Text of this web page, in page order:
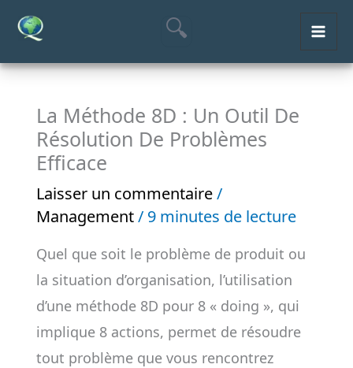
Aller
contenu
La Méthode 8D : Un Outil De
Résolution De Problèmes
Efficace
Laisser un commentaire /
Management/ 9 minutes de lecture
Quel que soit le problème de produit ou
la situation d’organisation, l’utilisation
d’une méthode 8D pour 8 « doing », qui
implique 8 actions, permet de résoudre
tout problème que vous rencontrez